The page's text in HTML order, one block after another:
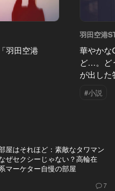
羽田空港
羽田空港
華やかな
ど…。ど
が出した
#小説
屋はそれほど：素敵なタワマン
ぜセクシーじゃない？高輪在
マーケター自慢の部屋
7